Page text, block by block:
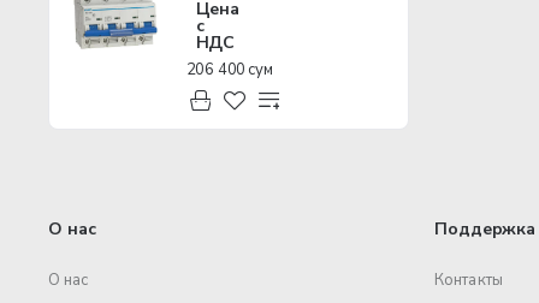
Цена
с
НДС
206 400 сум
О нас
О нас
Поддержка
Контакты